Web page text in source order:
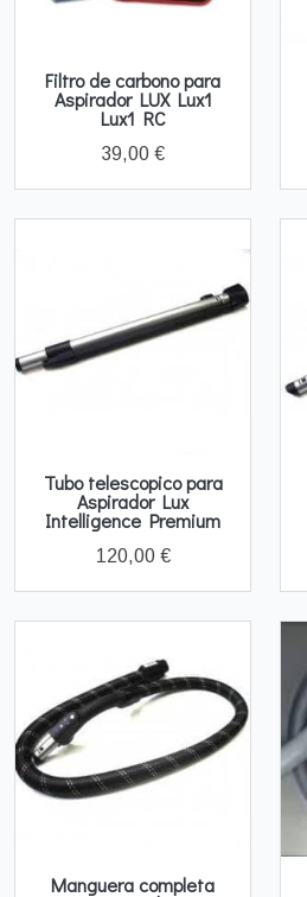
Filtro de carbono para
Aspirador LUX Lux1
Lux1 RC
39,00 €
Tubo telescopico para
Aspirador Lux
Intelligence Premium
120,00 €
Manguera completa